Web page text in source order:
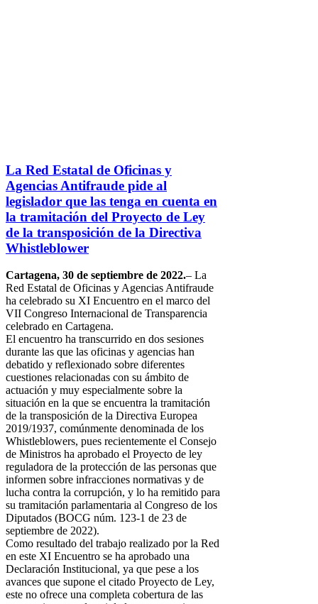
La Red Estatal de Oficinas y
Agencias Antifraude pide al
legislador que las tenga en cuenta en
la tramitación del Proyecto de Ley
de la transposición de la Directiva
Whistleblower
Cartagena, 30 de septiembre de 2022.– La
Red Estatal de Oficinas y Agencias Antifraude
ha celebrado su XI Encuentro en el marco del
VII Congreso Internacional de Transparencia
celebrado en Cartagena.
El encuentro ha transcurrido en dos sesiones
durante las que las oficinas y agencias han
debatido y reflexionado sobre diferentes
cuestiones relacionadas con su ámbito de
actuación y muy especialmente sobre la
situación en la que se encuentra la tramitación
de la transposición de la Directiva Europea
2019/1937, comúnmente denominada de los
Whistleblowers, pues recientemente el Consejo
de Ministros ha aprobado el Proyecto de ley
reguladora de la protección de las personas que
informen sobre infracciones normativas y de
lucha contra la corrupción, y lo ha remitido para
su tramitación parlamentaria al Congreso de los
Diputados (BOCG núm. 123-1 de 23 de
septiembre de 2022).
Como resultado del trabajo realizado por la Red
en este XI Encuentro se ha aprobado una
Declaración Institucional, ya que pese a los
avances que supone el citado Proyecto de Ley,
este no ofrece una completa cobertura de las